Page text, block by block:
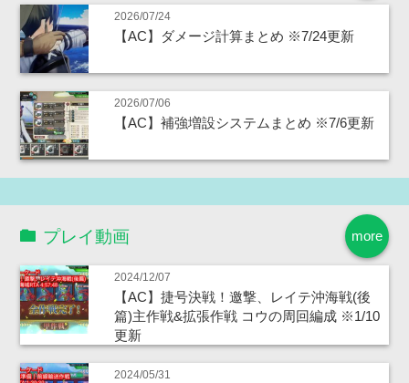
2026/07/24
【AC】ダメージ計算まとめ ※7/24更新
2026/07/06
【AC】補強増設システムまとめ ※7/6更新
more
プレイ動画
2024/12/07
【AC】捷号決戦！邀撃、レイテ沖海戦(後
篇)主作戦&拡張作戦 コウの周回編成 ※1/10
更新
2024/05/31